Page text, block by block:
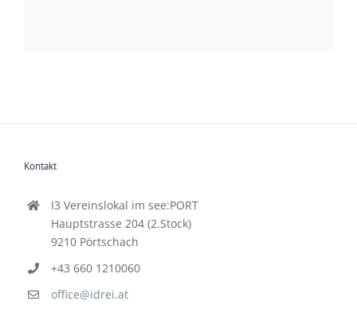
Kontakt
I3 Vereinslokal im see:PORT
Hauptstrasse 204 (2.Stock)
9210 Pörtschach
+43 660 1210060
office@idrei.at